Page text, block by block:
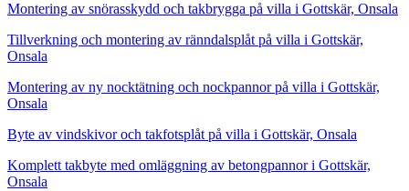
Montering av snörasskydd och takbrygga på villa i Gottskär, Onsala
Tillverkning och montering av ränndalsplåt på villa i Gottskär,
Onsala
Montering av ny nocktätning och nockpannor på villa i Gottskär,
Onsala
Byte av vindskivor och takfotsplåt på villa i Gottskär, Onsala
Komplett takbyte med omläggning av betongpannor i Gottskär,
Onsala